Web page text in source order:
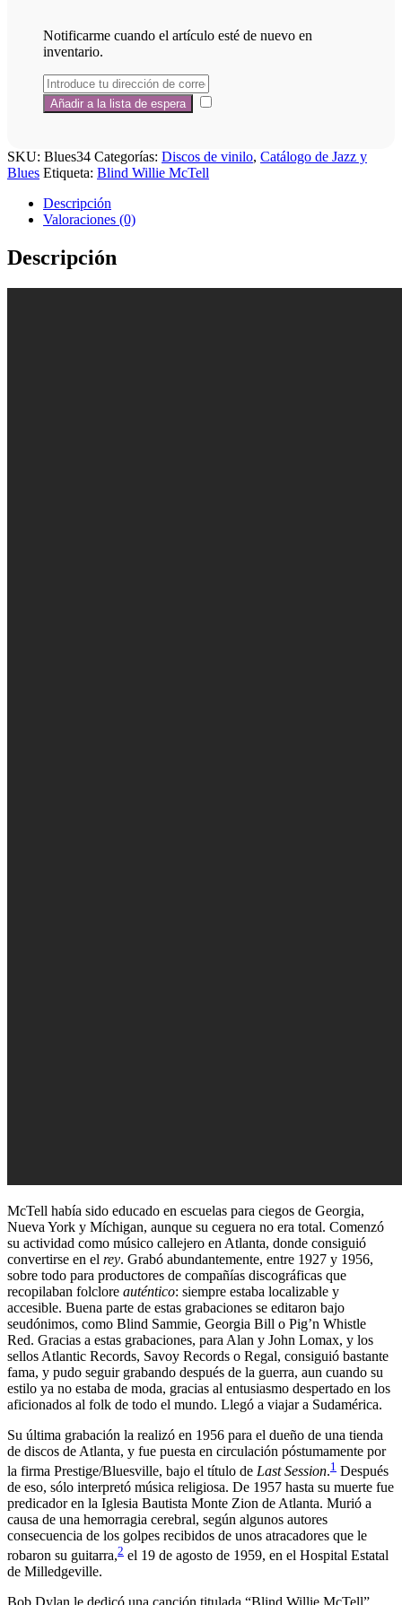
Notificarme cuando el artículo esté de nuevo en
inventario.
SKU: Blues34 Categorías: Discos de vinilo, Catálogo de Jazz y
Blues Etiqueta: Blind Willie McTell
Descripción
Valoraciones (0)
Descripción
McTell había sido educado en escuelas para ciegos de Georgia,
Nueva York y Míchigan, aunque su ceguera no era total. Comenzó
su actividad como músico callejero en Atlanta, donde consiguió
convertirse en el rey. Grabó abundantemente, entre 1927 y 1956,
sobre todo para productores de compañías discográficas que
recopilaban folclore auténtico: siempre estaba localizable y
accesible. Buena parte de estas grabaciones se editaron bajo
seudónimos, como Blind Sammie, Georgia Bill o Pig’n Whistle
Red. Gracias a estas grabaciones, para Alan y John Lomax, y los
sellos Atlantic Records, Savoy Records o Regal, consiguió bastante
fama, y pudo seguir grabando después de la guerra, aun cuando su
estilo ya no estaba de moda, gracias al entusiasmo despertado en los
aficionados al folk de todo el mundo. Llegó a viajar a Sudamérica.
Su última grabación la realizó en 1956 para el dueño de una tienda
de discos de Atlanta, y fue puesta en circulación póstumamente por
la firma Prestige/Bluesville, bajo el título de Last Session.1 ​ Después
de eso, sólo interpretó música religiosa. De 1957 hasta su muerte fue
predicador en la Iglesia Bautista Monte Zion de Atlanta. Murió a
causa de una hemorragia cerebral, según algunos autores
consecuencia de los golpes recibidos de unos atracadores que le
robaron su guitarra,2 ​ el 19 de agosto de 1959, en el Hospital Estatal
de Milledgeville.